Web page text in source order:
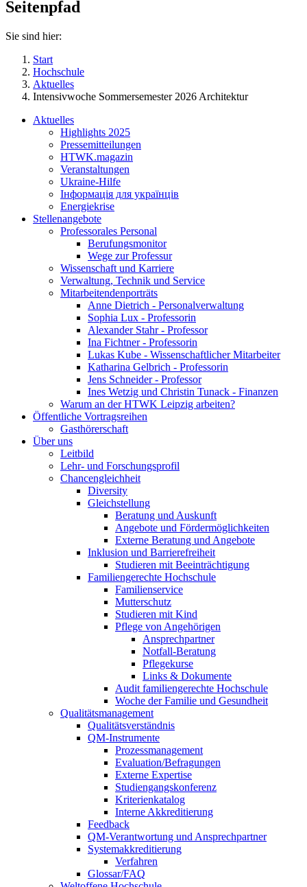
Seitenpfad
Sie sind hier:
Start
Hochschule
Aktuelles
Intensivwoche Sommersemester 2026 Architektur
Aktuelles
Highlights 2025
Pressemitteilungen
HTWK.magazin
Veranstaltungen
Ukraine-Hilfe
Інформація для українців
Energiekrise
Stellenangebote
Professorales Personal
Berufungsmonitor
Wege zur Professur
Wissenschaft und Karriere
Verwaltung, Technik und Service
Mitarbeitendenporträts
Anne Dietrich - Personalverwaltung
Sophia Lux - Professorin
Alexander Stahr - Professor
Ina Fichtner - Professorin
Lukas Kube - Wissenschaftlicher Mitarbeiter
Katharina Gelbrich - Professorin
Jens Schneider - Professor
Ines Wetzig und Christin Tunack - Finanzen
Warum an der HTWK Leipzig arbeiten?
Öffentliche Vortragsreihen
Gasthörerschaft
Über uns
Leitbild
Lehr- und Forschungsprofil
Chancengleichheit
Diversity
Gleichstellung
Beratung und Auskunft
Angebote und Fördermöglichkeiten
Externe Beratung und Angebote
Inklusion und Barrierefreiheit
Studieren mit Beeinträchtigung
Familiengerechte Hochschule
Familienservice
Mutterschutz
Studieren mit Kind
Pflege von Angehörigen
Ansprechpartner
Notfall-Beratung
Pflegekurse
Links & Dokumente
Audit familiengerechte Hochschule
Woche der Familie und Gesundheit
Qualitätsmanagement
Qualitätsverständnis
QM-Instrumente
Prozessmanagement
Evaluation/Befragungen
Externe Expertise
Studiengangskonferenz
Kriterienkatalog
Interne Akkreditierung
Feedback
QM-Verantwortung und Ansprechpartner
Systemakkreditierung
Verfahren
Glossar/FAQ